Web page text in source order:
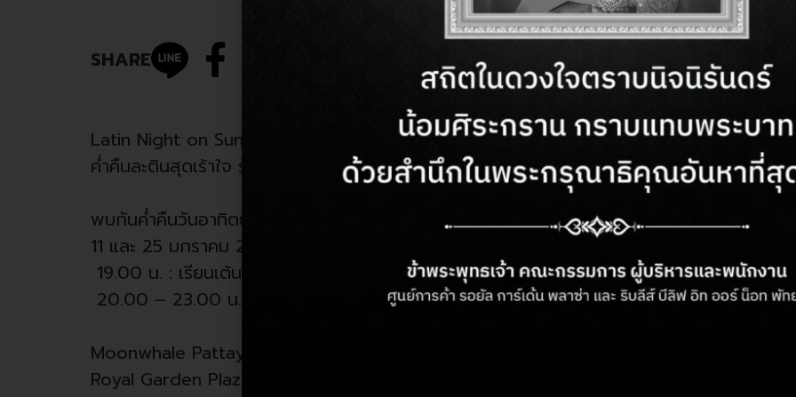
SHARE
Latin Night on Sunday
ค่ำคืนละตินสุดเร้าใจ รู้สึกถึงจังหวะ ดื่มด่ำเสียงเพลง และปล่อยตัวไปกับการเต้นรำใต้แสงไฟอุ่นริม
พบกันค่ำคืนวันอาทิตย์ที่ Moon Whale
11 และ 25 มกราคม 2569
19.00 น. : เรียนเต้น Salsa & Bachata / 300 บาท (by Jesus)
20.00 – 23.00 น. : Social Dance by DJ Ona
Moonwhale Pattaya ชั้น 3
Royal Garden Plaza Pattaya